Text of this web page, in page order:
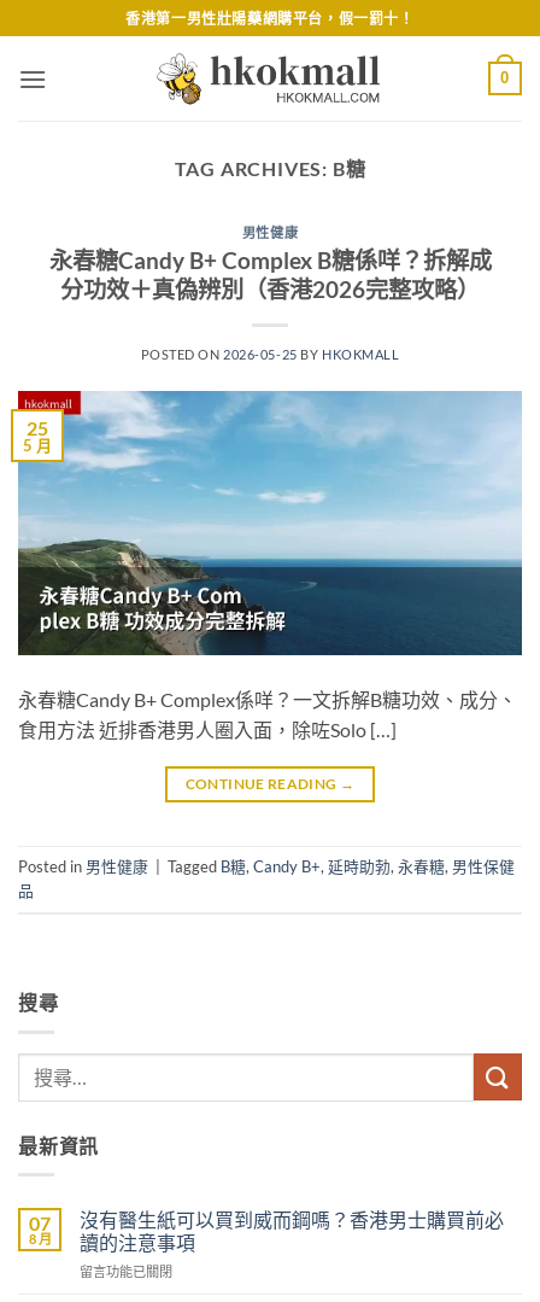
to
content
香港第一男性壯陽藥網購平台，假一罰十！
0
TAG ARCHIVES: B糖
男性健康
永春糖Candy B+ Complex B糖係咩？拆解成
分功效＋真偽辨別（香港2026完整攻略）
POSTED ON 2026-05-25 BY HKOKMALL
25
5 月
永春糖Candy B+ Complex係咩？一文拆解B糖功效、成分、
食用方法 近排香港男人圈入面，除咗Solo […]
CONTINUE READING →
Posted in 男性健康 Tagged B糖,Candy B+,延時助勃,永春糖, 男性保健
品
搜尋
最新資訊
07
8 月
沒有醫生紙可以買到威而鋼嗎？香港男士購買前必
讀的注意事項
在
留言功能已關閉